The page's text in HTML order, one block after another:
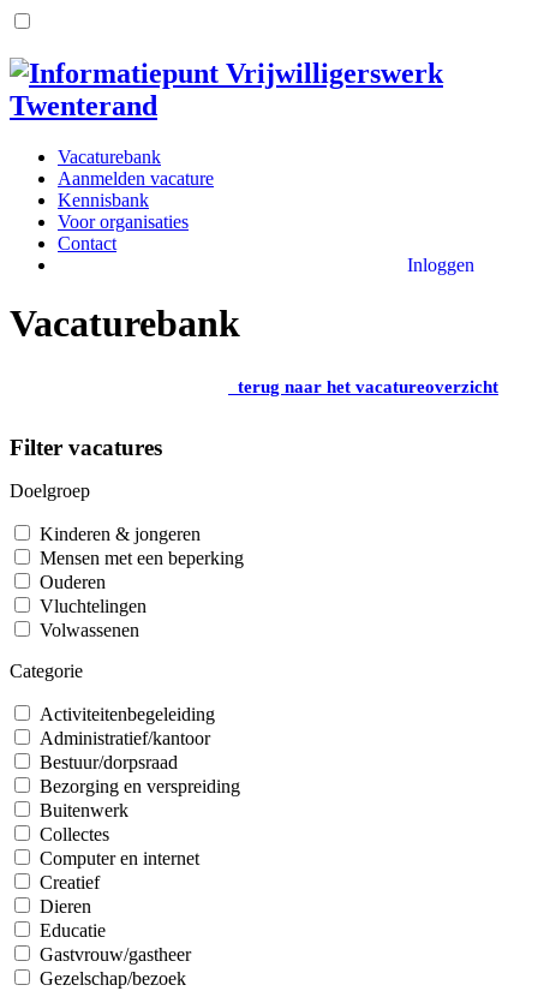
Vacaturebank
Aanmelden vacature
Kennisbank
Voor organisaties
Contact
Inloggen
Vacaturebank
terug naar het vacatureoverzicht
Filter vacatures
Doelgroep
Kinderen & jongeren
Mensen met een beperking
Ouderen
Vluchtelingen
Volwassenen
Categorie
Activiteitenbegeleiding
Administratief/kantoor
Bestuur/dorpsraad
Bezorging en verspreiding
Buitenwerk
Collectes
Computer en internet
Creatief
Dieren
Educatie
Gastvrouw/gastheer
Gezelschap/bezoek